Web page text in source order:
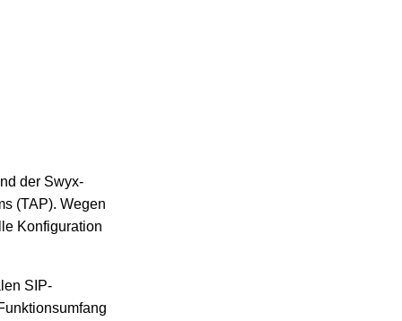
der Swyx-
(TAP). Wegen
Konfiguration
SIP-